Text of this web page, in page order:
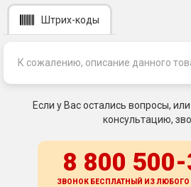
Штрих-коды
К сожалению, описание данного
Если у Вас остались вопросы,
консультацию,
8 800
ЗВОНОК БЕСПЛАТНЫЙ ИЗ ЛЮБОГО